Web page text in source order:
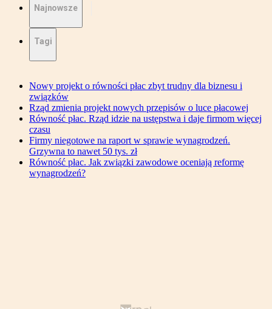
Najnowsze
Tagi
Nowy projekt o równości płac zbyt trudny dla biznesu i
związków
Rząd zmienia projekt nowych przepisów o luce płacowej
Równość płac. Rząd idzie na ustępstwa i daje firmom więcej
czasu
Firmy niegotowe na raport w sprawie wynagrodzeń.
Grzywna to nawet 50 tys. zł
Równość płac. Jak związki zawodowe oceniają reformę
wynagrodzeń?